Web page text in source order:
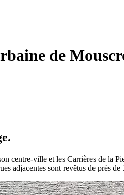
de
centre-ville et les Carrières de la
adjacentes sont revêtus de près de